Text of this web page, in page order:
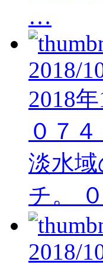
…
2018/
2018
０７
淡水
チ。
2018/